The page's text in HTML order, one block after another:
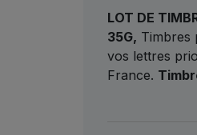
LOT DE
35G, Timbres
vos lettres
France.